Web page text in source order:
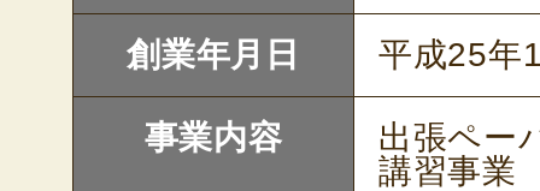
創業年月日 平成25年
事業内容
出張ペー
講習事業